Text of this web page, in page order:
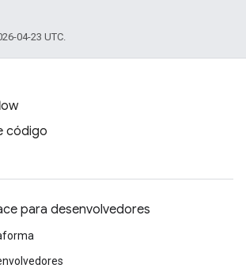
04-23 UTC.
código
para desenvolvedores